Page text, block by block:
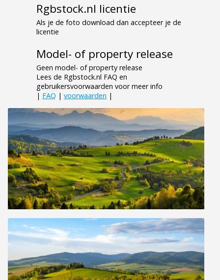
Rgbstock.nl licentie
Als je de foto download dan accepteer je de
licentie
Model- of property release
Geen model- of property release
Lees de Rgbstock.nl FAQ en
gebruikersvoorwaarden voor meer info
| FAQ | voorwaarden |